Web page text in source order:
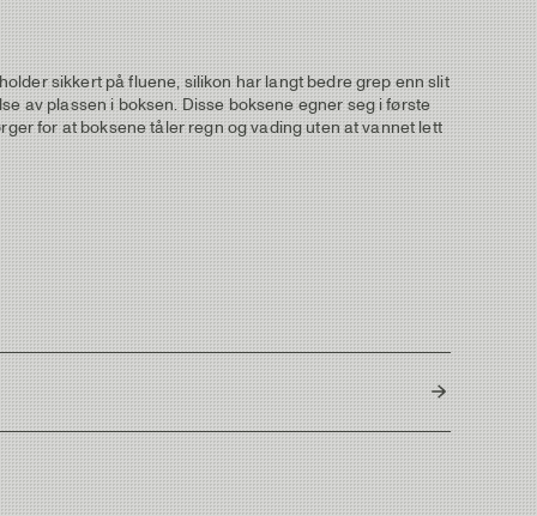
sikkert på fluene, silikon har langt bedre grep enn slit
av plassen i boksen. Disse boksene egner seg i første
for at boksene tåler regn og vading uten at vannet lett
287g - 10,12oz